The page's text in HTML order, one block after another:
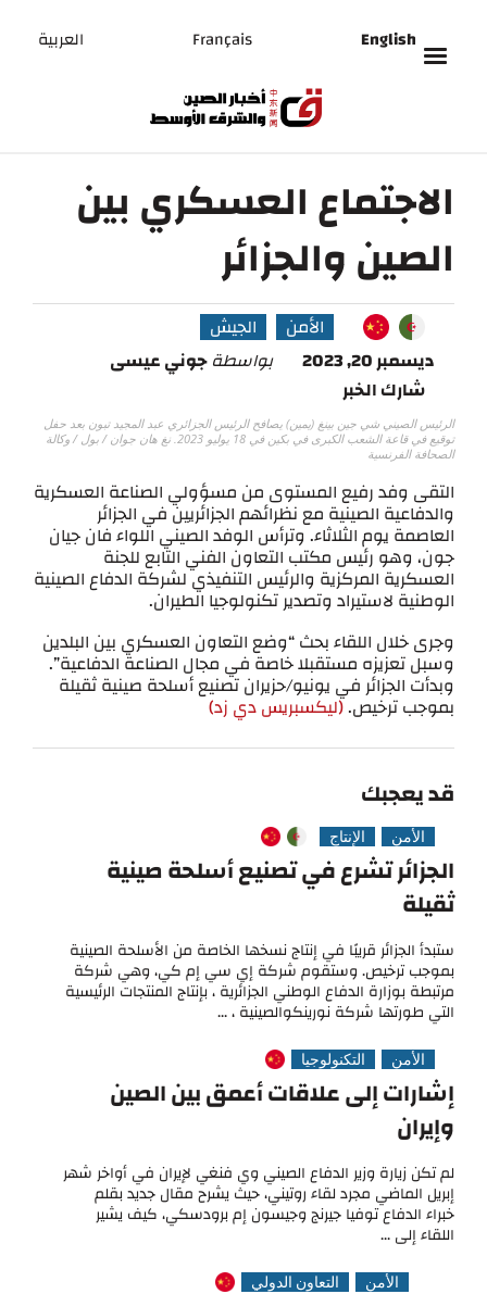
English
Français العربية
الاجتماع العسكري بين
الصين والجزائر
الأمن
الجيش
ديسمبر 20, 2023
بواسطةجوني عيسى
شارك الخبر
الرئيس الصيني شي جين بينغ (يمين) يصافح الرئيس الجزائري عبد المجيد تبون بعد حفل
توقيع في قاعة الشعب الكبرى في بكين في 18 يوليو 2023. نغ هان جوان / بول / وكالة
الصحافة الفرنسية
التقى وفد رفيع المستوى من مسؤولي الصناعة العسكرية
والدفاعية الصينية مع نظرائهم الجزائريين في الجزائر
العاصمة يوم الثلاثاء. وترأس الوفد الصيني اللواء فان جيان
جون، وهو رئيس مكتب التعاون الفني التابع للجنة
العسكرية المركزية والرئيس التنفيذي لشركة الدفاع الصينية
الوطنية لاستيراد وتصدير تكنولوجيا الطيران.
وجرى خلال اللقاء بحث “وضع التعاون العسكري بين البلدين
وسبل تعزيزه مستقبلا خاصة في مجال الصناعة الدفاعية”.
وبدأت الجزائر في يونيو/حزيران تصنيع أسلحة صينية ثقيلة
بموجب ترخيص.(ليكسبريس دي زد)
قد يعجبك
الأمن الإنتاج
الجزائر تشرع في تصنيع أسلحة صينية
ثقيلة
ستبدأ الجزائر قريبًا في إنتاج نسخها الخاصة من الأسلحة الصينية
بموجب ترخيص. وستقوم شركة إي سي إم كي، وهي شركة
مرتبطة بوزارة الدفاع الوطني الجزائرية ، بإنتاج المنتجات الرئيسية
التي طورتها شركة نورينكوالصينية ، ...
الأمن التكنولوجيا
إشارات إلى علاقات أعمق بين الصين
وإيران
لم تكن زيارة وزير الدفاع الصيني وي فنغي لإيران في أواخر شهر
إبريل الماضي مجرد لقاء روتيني، حيث يشرح مقال جديد بقلم
خبراء الدفاع توفيا جيرنج وجيسون إم برودسكي، كيف يشير
اللقاء إلى ...
الأمن التعاون الدولي